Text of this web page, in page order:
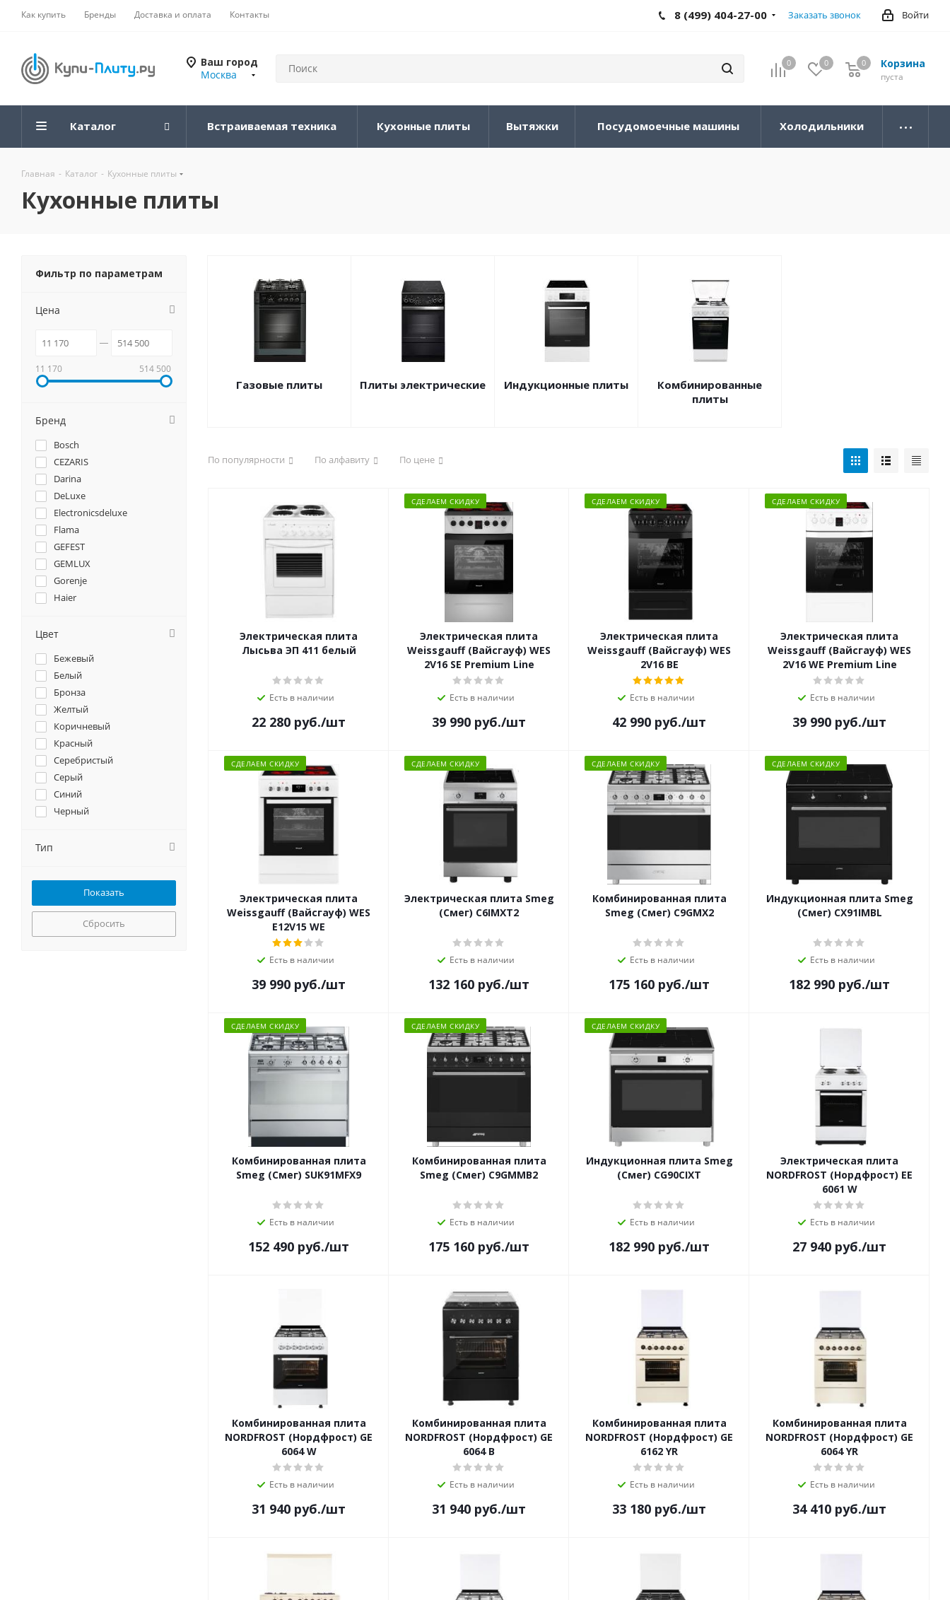
Как купить Бренды Доставка и оплата Контакты Войти
8 (499) 404-27-00 Заказать звонок
Ваш город
Москва
0 0 Корзина
0
пуста
0
Каталог Встраиваемая техника Кухонные плиты Вытяжки Посудомоечные машины Холодильники
Главная - Каталог - Кухонные плиты
Кухонные плиты
Газовые плиты Плиты электрические Индукционные плиты
Комбинированные
плиты
По популярности По алфавиту По цене
Электрическая плита
Лысьва ЭП 411 белый
Есть в наличии
22 280 руб./шт
СДЕЛАЕМ СКИДКУ
Электрическая плита
Weissgauff (Вайсгауф) WES
2V16 SE Premium Line
Есть в наличии
39 990 руб./шт
СДЕЛАЕМ СКИДКУ
Электрическая плита
Weissgauff (Вайсгауф) WES
2V16 BE
Есть в наличии
42 990 руб./шт
СДЕЛАЕМ СКИДКУ
Электрическая плита
Weissgauff (Вайсгауф) WES
2V16 WE Premium Line
Есть в наличии
39 990 руб./шт
СДЕЛАЕМ СКИДКУ
Электрическая плита
Weissgauff (Вайсгауф) WES
E12V15 WE
Есть в наличии
39 990 руб./шт
СДЕЛАЕМ СКИДКУ
Электрическая плита Smeg
(Смег) C6IMXT2
Есть в наличии
132 160 руб./шт
СДЕЛАЕМ СКИДКУ
Комбинированная плита
Smeg (Смег) C9GMX2
Есть в наличии
175 160 руб./шт
СДЕЛАЕМ СКИДКУ
Индукционная плита Smeg
(Смег) CX91IMBL
Есть в наличии
182 990 руб./шт
СДЕЛАЕМ СКИДКУ
Комбинированная плита
Smeg (Смег) SUK91MFX9
Есть в наличии
152 490 руб./шт
СДЕЛАЕМ СКИДКУ
Комбинированная плита
Smeg (Смег) C9GMMB2
Есть в наличии
175 160 руб./шт
СДЕЛАЕМ СКИДКУ
Индукционная плита Smeg
(Смег) CG90CIXT
Есть в наличии
182 990 руб./шт
Электрическая плита
NORDFROST (Нордфрост) EE
6061 W
Есть в наличии
27 940 руб./шт
Комбинированная плита
NORDFROST (Нордфрост) GE
6064 W
Есть в наличии
31 940 руб./шт
Комбинированная плита
NORDFROST (Нордфрост) GE
6064 B
Есть в наличии
31 940 руб./шт
Комбинированная плита
NORDFROST (Нордфрост) GE
6162 YR
Есть в наличии
33 180 руб./шт
Комбинированная плита
NORDFROST (Нордфрост) GE
6064 YR
Есть в наличии
34 410 руб./шт
Фильтр по параметрам
Цена
11 170 514 500
Бренд
Bosch
CEZARIS
Darina
DeLuxe
Electronicsdeluxe
Flama
GEFEST
GEMLUX
Gorenje
Haier
Kaiser
Lofra
MAUNFELD
MG
NORDFROST
Simfer
Smeg
Weissgauff
Zigmund-Shtain
Дарина
Лысьва
Цвет
Бежевый
Белый
Бронза
Желтый
Коричневый
Красный
Серебристый
Серый
Синий
Черный
Тип
Сбросить